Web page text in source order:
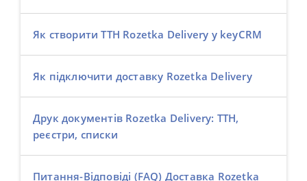
Як створити ТТН Rozetka Delivery у keyCRM
Як підключити доставку Rozetka Delivery
Друк документів Rozetka Delivery: ТТН,
реєстри, списки
Питання-Відповіді (FAQ) Доставка Rozetka